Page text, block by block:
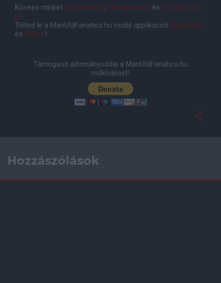
Kövess minket Facebookon, Instagramon és YouTube-on
is!
Töltsd le a ManUtdFanatics.hu mobil applikációt Androidra
és iOS-re!
Támogasd adományoddal a ManUtdFanatics.hu
működését!
Hozzászólások